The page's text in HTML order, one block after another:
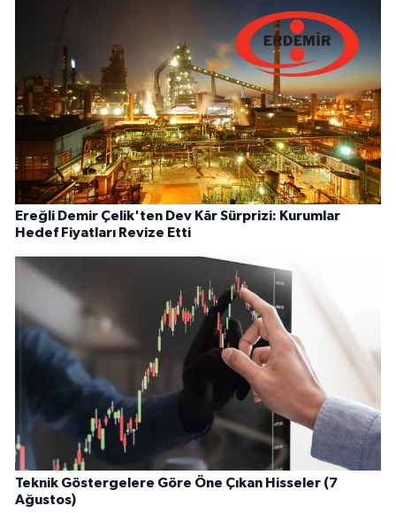
Ereğli Demir Çelik'ten Dev Kâr Sürprizi: Kurumlar
Hedef Fiyatları Revize Etti
Teknik Göstergelere Göre Öne Çıkan Hisseler (7
Ağustos)